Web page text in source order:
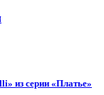
из серии «Платье»